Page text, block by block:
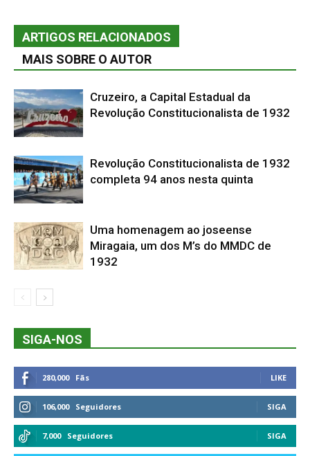
ARTIGOS RELACIONADOS
MAIS SOBRE O AUTOR
Cruzeiro, a Capital Estadual da
Revolução Constitucionalista de 1932
Revolução Constitucionalista de 1932
completa 94 anos nesta quinta
Uma homenagem ao joseense
Miragaia, um dos M’s do MMDC de
1932
SIGA-NOS
280,000 Fãs LIKE
106,000 Seguidores SIGA
7,000 Seguidores SIGA